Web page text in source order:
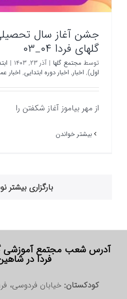
جشن آغاز سال
گلهای فردا ۰۴_۰۳
توسط مجتمع گلها | آذر ۲۳, ۱۴۰۳ |
اول), اخبار, اخبار دوره ابتدایی, اخبار
از مهر بیاموز آغاز شکفتن را
بیشتر خواندن
بارگزاری بیشتر
آدرس شعب مجتمع آموزشی
فردا در
کودکستان: خیابان فردوسی، فرعی 3 شرقی،